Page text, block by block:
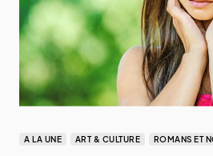
A LA UNE ART & CULTURE ROMANS ET